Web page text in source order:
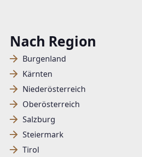
Nach Region
Burgenland
Kärnten
Niederösterreich
Oberösterreich
Salzburg
Steiermark
Tirol
SUCHAGENT ANLEGEN
AKTUELLEN